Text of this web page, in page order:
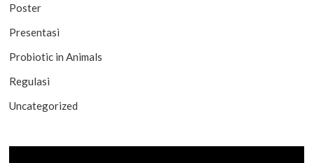
Poster
Presentasi
Probiotic in Animals
Regulasi
Uncategorized